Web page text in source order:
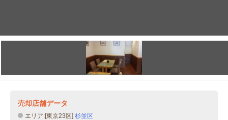
売却店舗データ
エリア:[東京23区] 杉並区